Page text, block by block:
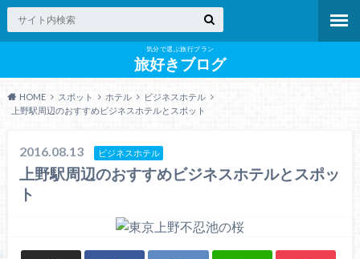
気分で選ぶ旅行プラン
旅好きブログ
HOME スポット ホテル
ビジネスホテル
上野駅周辺のおすすめビジネスホテルとスポット
2016.08.13 ビジネスホテル
上野駅周辺のおすすめビジネスホテルとスポッ
ト